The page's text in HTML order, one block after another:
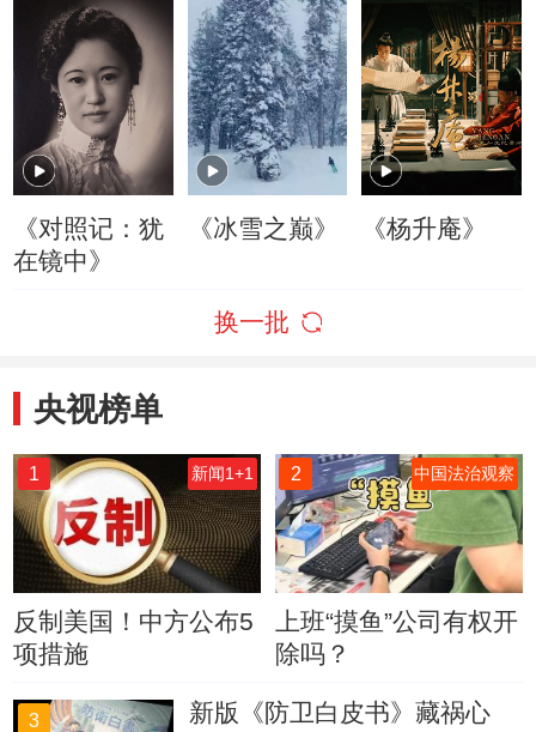
《对照记：犹
在镜中》
《冰雪之巅》 《杨升庵》
换一批
央视榜单
1 新闻1+1
反制美国！中方公布5
项措施
2 中国法治观察
上班“摸鱼”公司有权开
除吗？
3 新版《防卫白皮书》藏祸心